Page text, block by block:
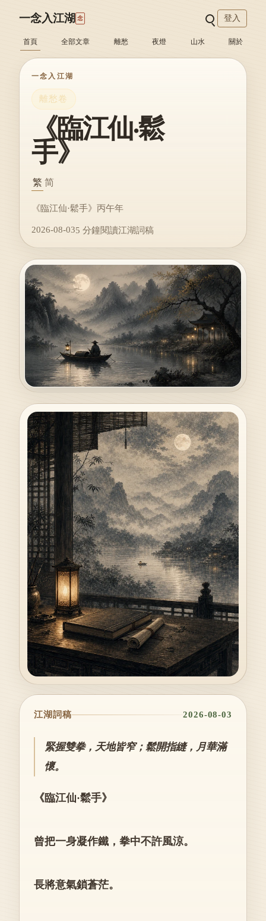
一念入江湖 念
首頁 全部文章 離愁 夜燈 山水 關於
登入
一念入江湖
離愁卷
《臨江仙·鬆
手》
繁 简
《臨江仙·鬆手》 丙午年
2026-08-035 分鐘閱讀江湖詞稿
江湖詞稿 2026-08-03
緊握雙拳，天地皆窄；鬆開指縫，月華滿
懷。
《臨江仙·鬆手》
曾把一身凝作鐵，拳中不許風涼。
長將意氣鎖蒼茫。